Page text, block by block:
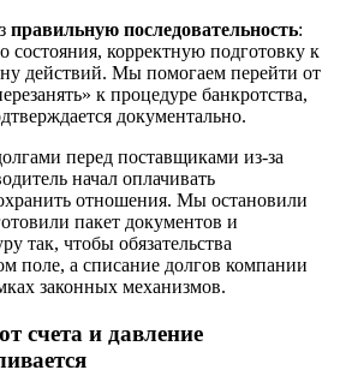
правильную последовательность:
корректную подготовку к
действий. Мы помогаем перейти от
к процедуре банкротства,
документально.
перед поставщиками из-за
начал оплачивать
отношения. Мы остановили
пакет документов и
так, чтобы обязательства
поле, а списание долгов компании
законных механизмов.
счета и давление